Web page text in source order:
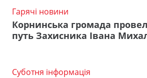
Гарячі новини
Корнинська громада
путь Захисника Івана
Суботня інформація